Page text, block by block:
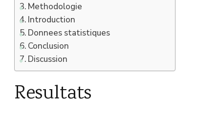
Methodologie
Introduction
Donnees statistiques
Conclusion
Discussion
Resultats